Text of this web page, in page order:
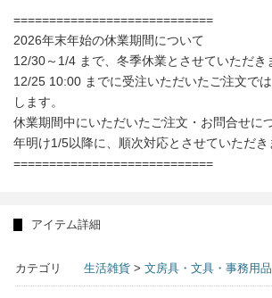
============================
2026年末年始の休業期間について
12/30～1/4 まで、冬季休業とさせていただき
12/25 10:00 までに受注いただいたご注文で
します。
休業期間中にいただいたご注文・お問合せに
年明け1/5以降に、順次対応とさせていただき
============================
アイテム詳細
カテゴリ 生活雑貨 > 文房具・文具・事務用品